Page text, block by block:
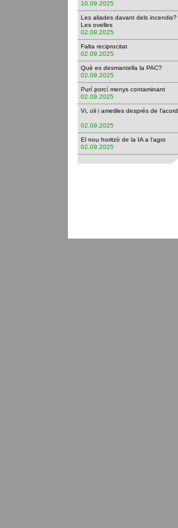
10.09.2025
Les aliades davant dels incendis?
Les ovelles
02.09.2025
Falta reciprocitat
02.09.2025
Què es desmantella la PAC?
02.09.2025
Purí porcí menys contaminant
02.09.2025
Vi, oli i ametlles després de l'acord
02.09.2025
El nou horitzó de la IA a l'agro
02.09.2025